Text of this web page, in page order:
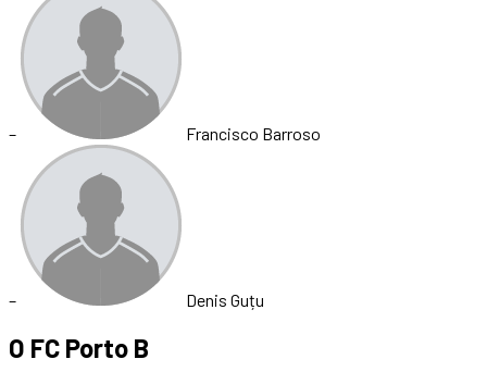
– Francisco Barroso
– Denis Guțu
O FC Porto B